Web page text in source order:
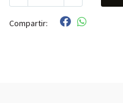
Compartir: